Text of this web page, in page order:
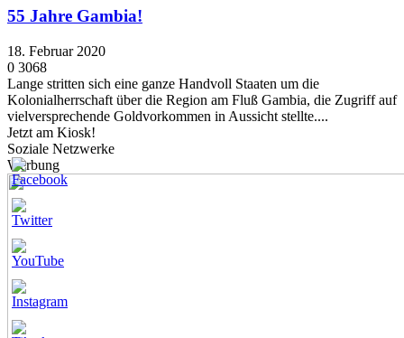
55 Jahre Gambia!
18. Februar 2020
0 3068
Lange stritten sich eine ganze Handvoll Staaten um die
Kolonialherrschaft über die Region am Fluß Gambia, die Zugriff auf
vielversprechende Goldvorkommen in Aussicht stellte....
Jetzt am Kiosk!
Soziale Netzwerke
Werbung